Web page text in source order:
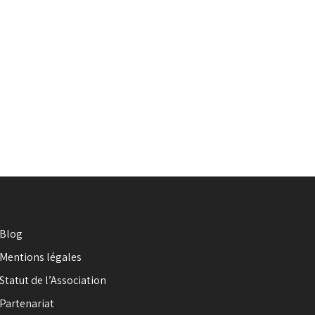
Blog
Mentions légales
Statut de l’Association
Partenariat